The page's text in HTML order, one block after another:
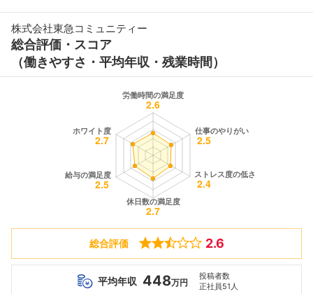
株式会社東急コミュニティー
総合評価・スコア
（働きやすさ・平均年収・残業時間）
総合評価 2.6
平均年収 448万円
投稿者数
正社員51人